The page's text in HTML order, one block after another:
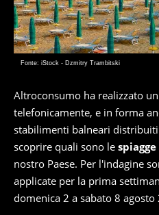
Fonte: iStock - Dzmitry Trambitski
Altroconsumo ha realizzato
telefonicamente, e in forma
stabilimenti balneari
scoprire quali sono le spiagge
nostro Paese. Per l'indagine
applicate per la prima
domenica 2 a sabato 8 agosto